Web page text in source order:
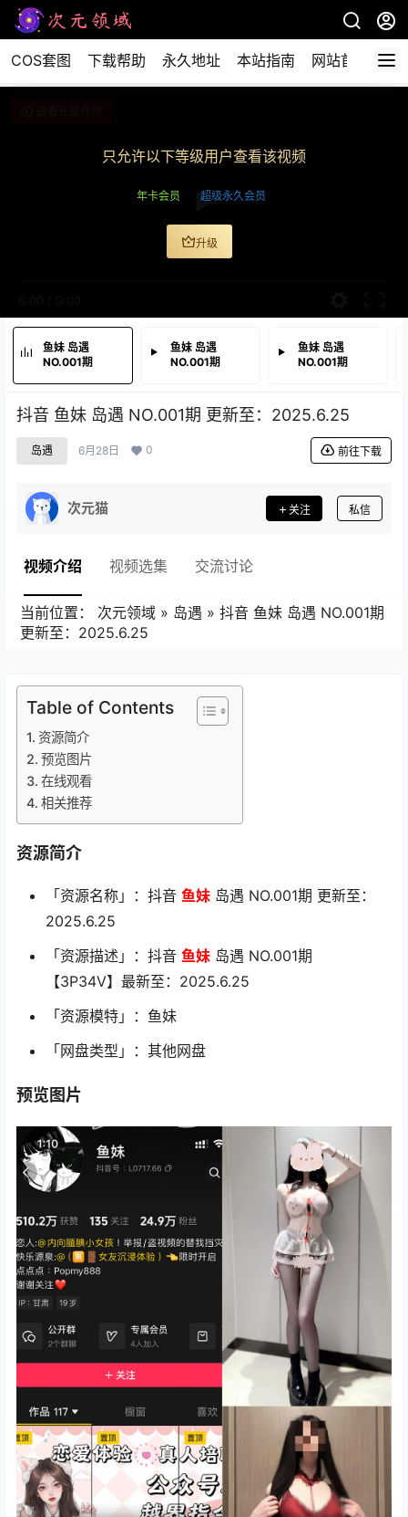
COS套图 下载帮助 永久地址 本站指南 网站首页
只允许以下等级用户查看该视频
年卡会员 超级永久会员
升级
鱼妹 岛遇
NO.001期
鱼妹 岛遇
NO.001期
鱼妹 岛遇
NO.001期
抖音 鱼妹 岛遇 NO.001期 更新至：2025.6.25
岛遇 6月28日 0 前往下载
次元猫 关注 私信
视频介绍 视频选集 交流讨论
当前位置： 次元领域 » 岛遇 » 抖音 鱼妹 岛遇 NO.001期
更新至：2025.6.25
Table of Contents
资源简介
预览图片
在线观看
相关推荐
资源简介
「资源名称」：抖音 鱼妹 岛遇 NO.001期 更新至：
2025.6.25
「资源描述」：抖音 鱼妹 岛遇 NO.001期
【3P34V】最新至：2025.6.25
「资源模特」：鱼妹
「网盘类型」：其他网盘
预览图片